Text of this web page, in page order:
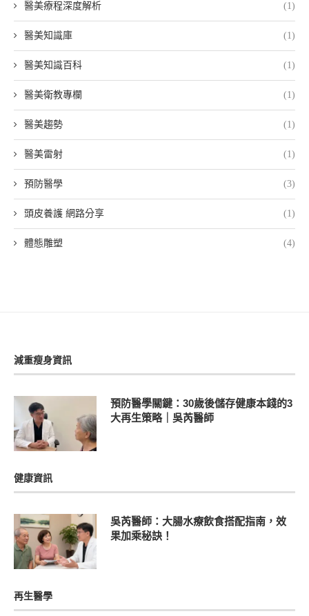
醫美療程深度解析 (1)
醫美知識庫 (1)
醫美知識百科 (1)
醫美衛教專欄 (1)
醫美趨勢 (1)
醫美雷射 (1)
預防醫學 (3)
頭皮養護 網路分享 (1)
體態雕塑 (4)
減重瘦身資訊
預防醫學關鍵：30歲後儲存健康本錢的3
大再生策略｜吳芮醫師
健康資訊
吳芮醫師：大腸水療飲食搭配指南，效
果加乘秘訣！
再生醫學